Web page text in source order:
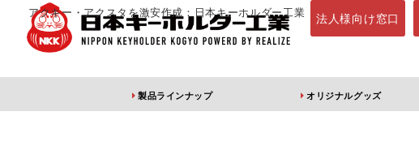
アクキー・アクスタを激安作成：日本キーホルダー工業 法人様向け窓口
製品ラインナップ オリジナルグッズ